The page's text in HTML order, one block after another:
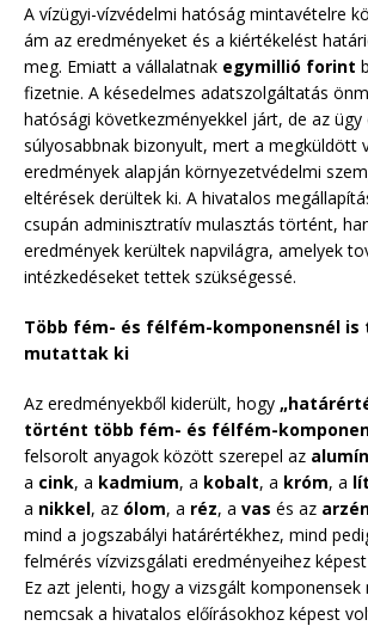
A vízügyi-vízvédelmi hatóság mintavételre
ám az eredményeket és a kiértékelést
meg. Emiatt a vállalatnak egymillió forint
fizetnie. A késedelmes adatszolgáltatás
hatósági következményekkel járt, de az ügy
súlyosabbnak bizonyult, mert a megküldött
eredmények alapján környezetvédelmi
eltérések derültek ki. A hivatalos
csupán adminisztratív mulasztás történt,
eredmények kerültek napvilágra, amelyek
intézkedéseket tettek szükségessé.
Több fém- és félfém-komponensnél is
mutattak ki
Az eredményekből kiderült, hogy
történt több fém- és félfém-
felsorolt anyagok között szerepel az
a cink, a kadmium, a kobalt, a króm, a
a nikkel, az ólom, a réz, a vas és az
mind a jogszabályi határértékhez, mind
felmérés vízvizsgálati eredményeihez
Ez azt jelenti, hogy a vizsgált komponensek
nemcsak a hivatalos előírásokhoz képest